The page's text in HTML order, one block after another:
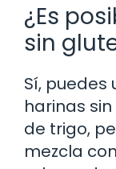
¿Es
sin
Sí, puedes
harinas
de trigo,
mezcla